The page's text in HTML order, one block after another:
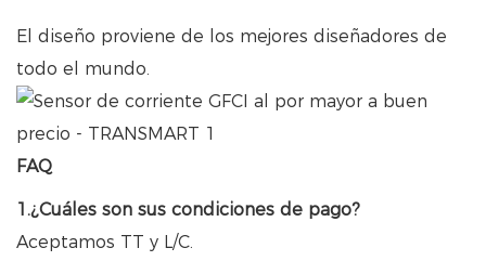
El diseño proviene de los mejores diseñadores de
todo el mundo.
FAQ
1.¿Cuáles son sus condiciones de pago?
Aceptamos TT y L/C.